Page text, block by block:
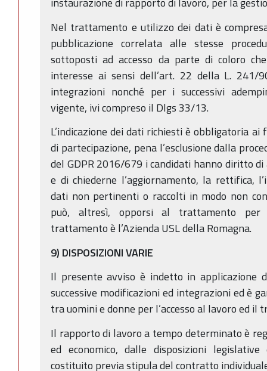
Nel trattamento e utilizzo dei dati è
pubblicazione correlata alle stesse
sottoposti ad accesso da parte di coloro
interesse ai sensi dell’art. 22 della L. 241/
integrazioni nonché per i successivi
vigente, ivi compreso il Dlgs 33/13.
L’indicazione dei dati richiesti è obbligatoria
di partecipazione, pena l’esclusione dalla
del GDPR 2016/679 i candidati hanno diritto
e di chiederne l’aggiornamento, la rettifica,
dati non pertinenti o raccolti in modo non
può, altresì, opporsi al trattamento
trattamento è l’Azienda USL della Romagna.
9) DISPOSIZIONI VARIE
Il presente avviso è indetto in applicazione
successive modificazioni ed integrazioni ed è
tra uomini e donne per l’accesso al lavoro ed
Il rapporto di lavoro a tempo determinato è
ed economico, dalle disposizioni
costituito previa stipula del contratto